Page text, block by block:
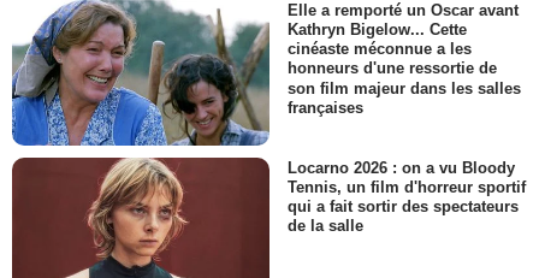
Elle a remporté un Oscar avant
Kathryn Bigelow... Cette
cinéaste méconnue a les
honneurs d'une ressortie de
son film majeur dans les salles
françaises
Locarno 2026 : on a vu Bloody
Tennis, un film d'horreur sportif
qui a fait sortir des spectateurs
de la salle